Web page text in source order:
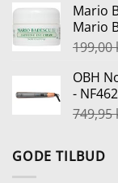
Mario
Mario
199,00
OBH
-
749,95
GODE TILBUD